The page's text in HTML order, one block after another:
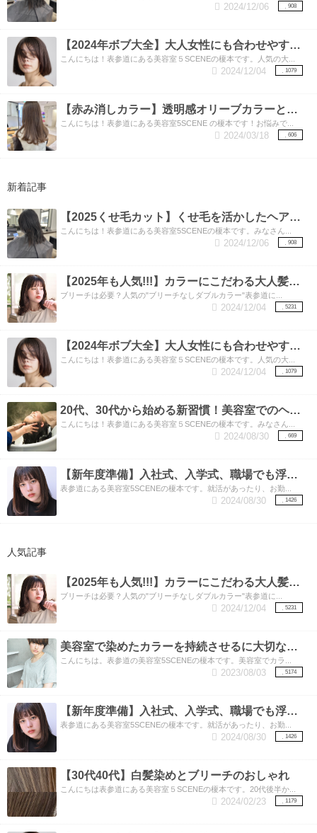
908
2024/12/06
【2024年ボブ大全】大人女性にも合わせやすい流行りのボブ！
こんにちは！表参道にある美容室５SCENEの榎本です。人気の大...
1079
2024/12/04
【赤み消しカラー】透明感オリーブカラーとは？
こんにちは！表参道にある美容室5SCENE の榎本です！お悩みで...
606
2024/03/18
新着記事
【2025くせ毛カット】くせ毛を活かしたヘアスタイル
こんにちは！表参道にある美容室5SCENEの榎本です。みなさん...
908
2024/12/06
【2025年も人気!!!】カラーにこだわる大人髪女子必須！人気の”ブリーチなしダブルカラー”
ブリーチは必要？人気の"ブリーチなしダブルカラー"表参道に...
5231
2024/12/04
【2024年ボブ大全】大人女性にも合わせやすい流行りのボブ！
こんにちは！表参道にある美容室５SCENEの榎本です。人気の大...
1079
2024/12/04
20代、30代から始める新習慣！美容室でのヘッドスパのススメ。
こんにちは！表参道にある美容室５SCENEの榎本です。みなさん...
669
2024/08/30
【新年度準備】入社式、入学式、職場でも浮かない暗めカラーでも垢向け。透明感もプラスした今どき暗髪（くらがみ）カラー！
表参道にある美容室5SCENEの榎本です。就活があったり、お勤...
1426
2024/08/30
人気記事
【2025年も人気!!!】カラーにこだわる大人髪女子必須！人気の”ブリーチなしダブルカラー”
ブリーチは必要？人気の"ブリーチなしダブルカラー"表参道に...
5231
2024/12/04
美容室で染めたカラーを持続させるに大切なこと
こんにちは。表参道の美容室5SCENEの榎本です。美容室でカラ...
5174
2023/08/03
【新年度準備】入社式、入学式、職場でも浮かない暗めカラーでも垢向け。透明感もプラスした今どき暗髪（くらがみ）カラー！
表参道にある美容室5SCENEの榎本です。就活があったり、お勤...
1426
2024/08/30
【30代40代】白髪染めとブリーチのおしゃれ
こんにちは表参道にある美容室５SCENEの榎本です。20代後半か...
1179
2024/02/23